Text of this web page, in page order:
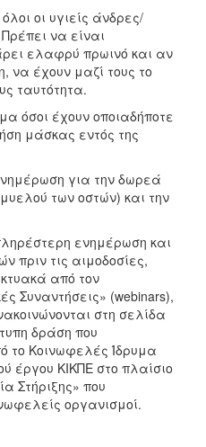
οι υγιείς άνδρες/
να είναι
ελαφρύ πρωινό και αν
να έχουν μαζί τους το
ταυτότητα.
όσοι έχουν οποιαδήποτε
μάσκας εντός της
για την δωρεά
των οστών) και την
ενημέρωση και
πριν τις αιμοδοσίες,
από τον
Συναντήσεις» (webinars),
στη σελίδα
δράση που
το Κοινωφελές Ίδρυμα
έργου ΚΙΚΠΕ στο πλαίσιο
Στήριξης» που
οργανισμοί.